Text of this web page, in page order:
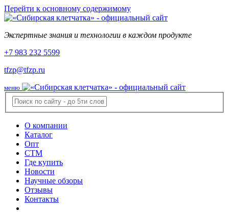
Перейти к основному содержимому
Экспертные знания и технологии в каждом продукте
+7 983 232 5599
tfzp@tfzp.ru
меню
О компании
Каталог
Опт
СТМ
Где купить
Новости
Научные обзоры
Отзывы
Контакты